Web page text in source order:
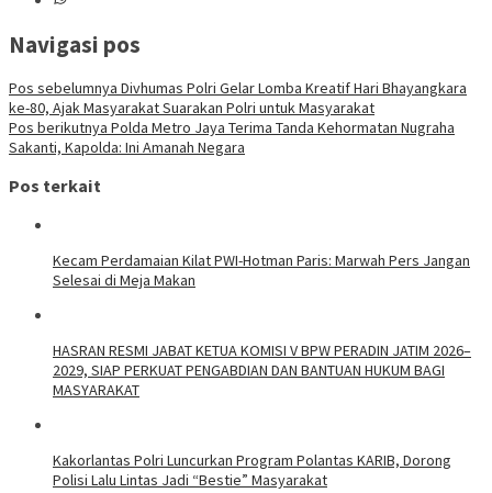
Navigasi pos
Pos sebelumnya Divhumas Polri Gelar Lomba Kreatif Hari Bhayangkara
ke-80, Ajak Masyarakat Suarakan Polri untuk Masyarakat
Pos berikutnya Polda Metro Jaya Terima Tanda Kehormatan Nugraha
Sakanti, Kapolda: Ini Amanah Negara
Pos terkait
Kecam Perdamaian Kilat PWI-Hotman Paris: Marwah Pers Jangan
Selesai di Meja Makan
HASRAN RESMI JABAT KETUA KOMISI V BPW PERADIN JATIM 2026–
2029, SIAP PERKUAT PENGABDIAN DAN BANTUAN HUKUM BAGI
MASYARAKAT
Kakorlantas Polri Luncurkan Program Polantas KARIB, Dorong
Polisi Lalu Lintas Jadi “Bestie” Masyarakat